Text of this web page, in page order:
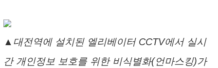
▲대전역에 설치된 엘리베이터 CCTV에서 실시
간 개인정보 보호를 위한 비식별화(언마스킹)가